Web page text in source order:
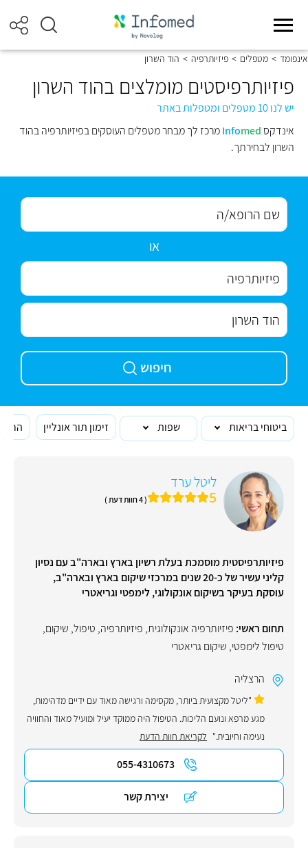
אינפומד > מטפלים > פיזיותרפיה > הוד השרון
פיזיותרפיסטים מומלצים בהוד השרון
יש לנו 10 מטפלים ומטפלות באתר
אינדקס
Infomed
מרכז לך מבחר מטפלים העוסקים בפיזיותרפיה בהוד
השרון לבחירתך.
או
חיפוש
ביטוחי בריאות שפות זימון תור אונליין
ליטל ערד
5 ( 4 חוות דעת )
פיזיותרפיסטית מוסמכת בעלת רשיון בארץ ובארה"ב עם נסיון
קליני עשיר של כ-20 שנים במרכזי שיקום בארץ ובארה"ב,
עוסקת בעיקר בשיקום אונקולוגי, לימפטי וגריאטרי
תחום ראשי: פיזיותרפיה אונקולוגית, פיזיותרפיה, טיפול, שיקום,
טיפול לימפטי, שיקום גריאטרי
הרצליה
"ליטל מקצועית ביותר, מקסימה ורגישה מאוד עם ידיים מדהימות,
מגע מרפא ונועם הליכות. הטיפול היה ממוקד יעיל ומועיל מאוד והחוויה
נעימה וחיובית." לקריאת חוות הדעת
055-4310673
יצירת קשר